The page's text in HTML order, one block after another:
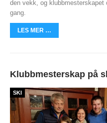
KLUBB
BLI MEDLEM!
MEDLEMSFORDELER
FORSIKRINGER
den vekk, og klubbmesterskapet
gang.
LES MER …
Klubbmesterskap på
SKI